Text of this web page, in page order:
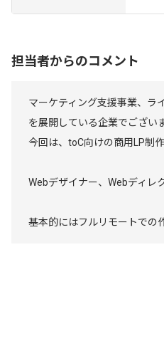
担当者からのコメント
マーケティング支援事業、ラ
を展開している企業でござい
今回は、toC向けの商用LP制
Webデザイナー、Webディレ
基本的にはフルリモートでの